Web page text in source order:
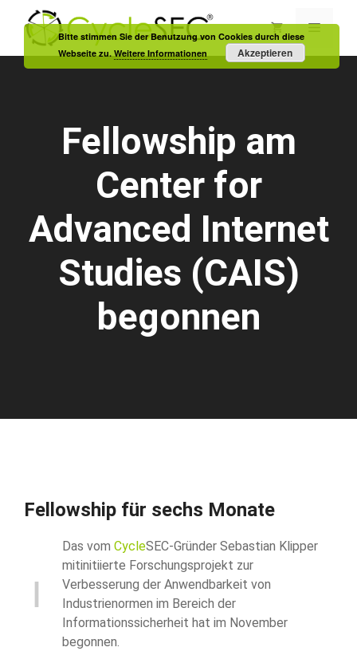
Inhalt
springen
Menü
Fellowship am
Center for
Advanced Internet
Studies (CAIS)
begonnen
Fellowship für sechs Monate
Das vom CycleSEC-Gründer Sebastian Klipper
mitinitiierte Forschungsprojekt zur
Verbesserung der Anwendbarkeit von
Industrienormen im Bereich der
Informationssicherheit hat im November
begonnen.
Bitte stimmen Sie der Benutzung von Cookies durch diese
Webseite zu.Weitere Informationen Akzeptieren